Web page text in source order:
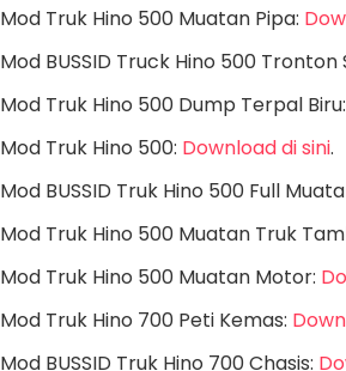
Mod Truk Hino 500 Muatan Pipa:
Mod BUSSID Truck Hino 500 Tronton
Mod Truk Hino 500 Dump Terpal Biru:
Mod Truk Hino 500: Download di sini.
Mod BUSSID Truk Hino 500 Full
Mod Truk Hino 500 Muatan Truk
Mod Truk Hino 500 Muatan Motor:
Mod Truk Hino 700 Peti Kemas:
Mod BUSSID Truk Hino 700 Chasis: